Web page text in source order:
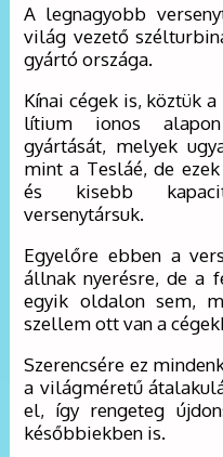
A legnagyobb
világ vezető
gyártó országa.
Kínai cégek is, köztük
lítium ionos
gyártását, melyek
mint a Tesláé, de
és kisebb
versenytársuk.
Egyelőre ebben a
állnak nyerésre, de a
egyik oldalon sem,
szellem ott van a
Szerencsére ez
a világméretű
el, így rengeteg
későbbiekben is.